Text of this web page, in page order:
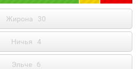
Жирона 30
Ничья 4
Эльче 6